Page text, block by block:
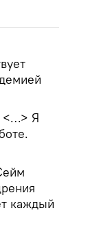
<…> Я
каждый